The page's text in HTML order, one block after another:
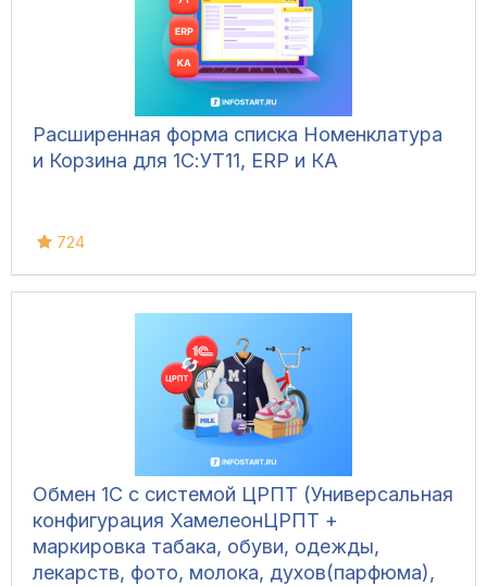
Расширенная форма списка Номенклатура
и Корзина для 1С:УТ11, ERP и КА
724
Обмен 1С с системой ЦРПТ (Универсальная
конфигурация ХамелеонЦРПТ +
маркировка табака, обуви, одежды,
лекарств, фото, молока, духов(парфюма),